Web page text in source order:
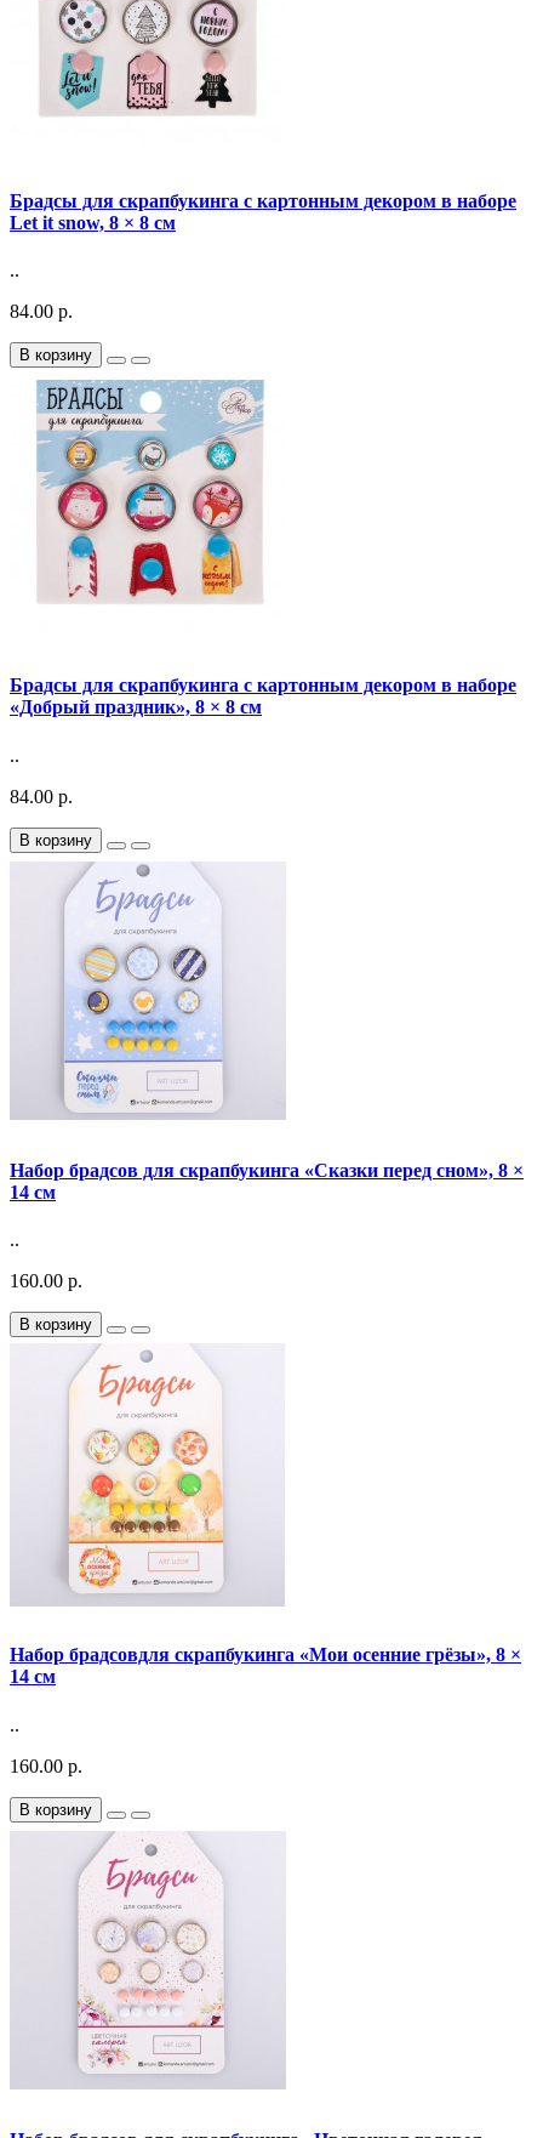
Брадсы для скрапбукинга с картонным декором в наборе
Let it snow, 8 × 8 см
..
84.00 р.
В корзину
Брадсы для скрапбукинга с картонным декором в наборе
«Добрый праздник», 8 × 8 см
..
84.00 р.
В корзину
Набор брадсов для скрапбукинга «Сказки перед сном», 8 ×
14 см
..
160.00 р.
В корзину
Набор брадсовдля скрапбукинга «Мои осенние грёзы», 8 ×
14 см
..
160.00 р.
В корзину